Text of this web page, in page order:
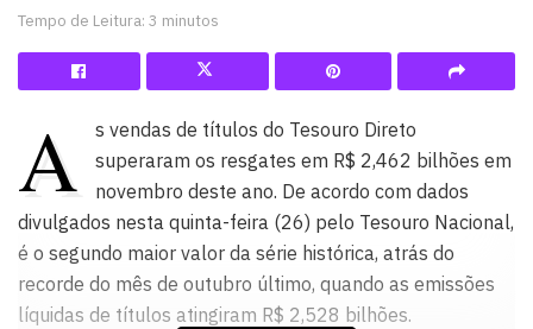
Tempo de Leitura: 3 minutos
A
s vendas de títulos do Tesouro Direto
superaram os resgates em R$ 2,462 bilhões em
novembro deste ano. De acordo com dados
divulgados nesta quinta-feira (26) pelo Tesouro Nacional,
é o segundo maior valor da série histórica, atrás do
recorde do mês de outubro último, quando as emissões
líquidas de títulos atingiram R$ 2,528 bilhões.